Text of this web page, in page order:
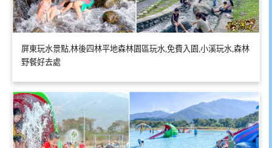
屏東玩水景點,林後四林平地森林園區玩水,免費入園,小溪玩水,森林
野餐好去處